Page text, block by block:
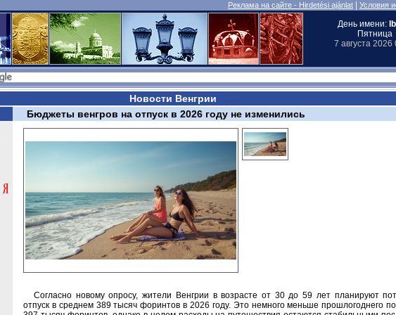
Реклама на сайте - Hirdetési ajánlat Условия
День имени:
Пятница
7 августа 2026
Новости Венгрии
Бюджеты венгров на отпуск в 2026 году не изменились
Согласно новому опросу, жители Венгрии в возрасте от 30 до 59 лет планируют
отпуск в среднем 389 тысяч форинтов в 2026 году. Это немного меньше прошлогоднего